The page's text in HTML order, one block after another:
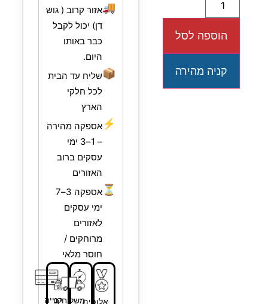
הוספה לסל
קניה מהירה
🚚אזור קרוב ( גוש
דן) יכול לקבל
כבר באותו
היום.
📦שליח עד הבית
לכל חלקי
הארץ
⚡אספקה מהירה
– 1–3 ימי
עסקים ברוב
האזורים
⏳
אספקה 3–7
ימי עסקים
לאזורים
מרוחקים /
חוסר מלאי
אלופיםמשלוחיםקנייה